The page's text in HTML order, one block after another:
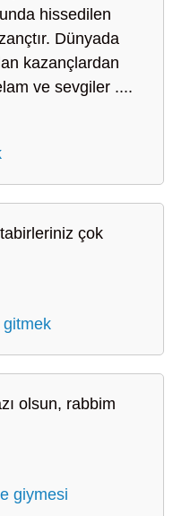
hissedilen
Dünyada
kazançlardan
ve sevgiler ....
çok
olsun, rabbim
giymesi